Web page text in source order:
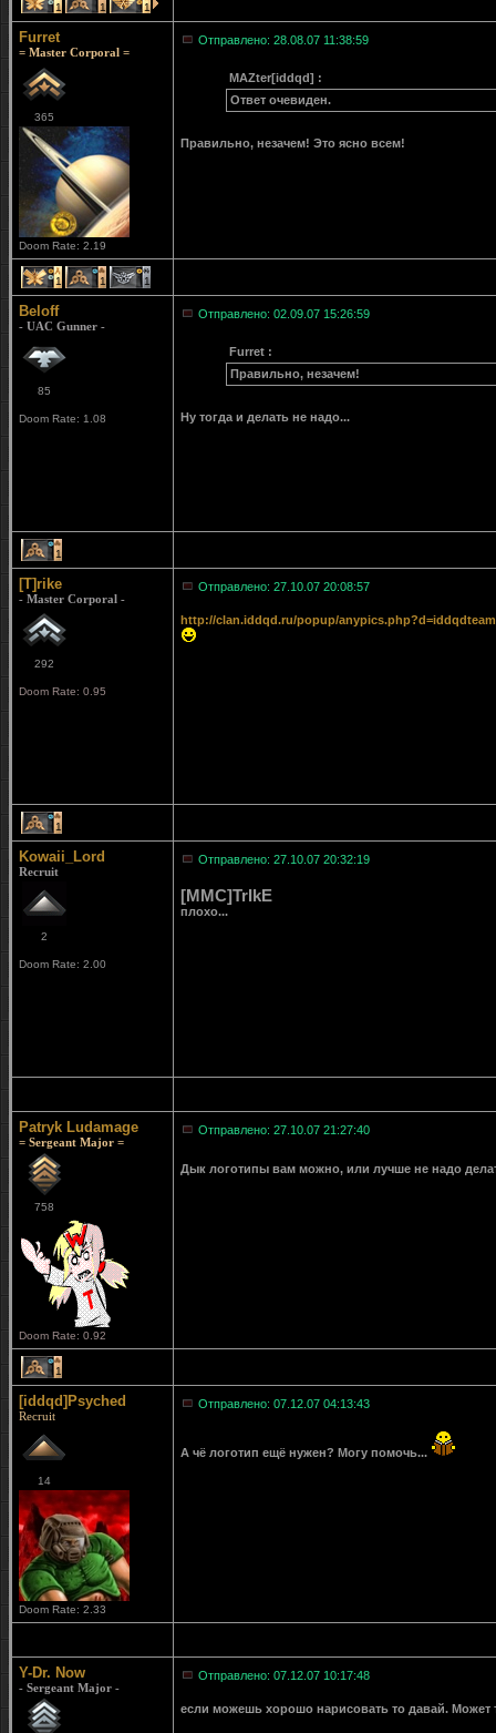
1 1 1
Furret
= Master Corporal =
365
Doom Rate: 2.19
Отправлено: 28.08.07 11:38:59
MAZter[iddqd] :
Ответ очевиден.
Правильно, незачем! Это ясно всем!
1 1 1
Beloff
- UAC Gunner -
85
Doom Rate: 1.08
Отправлено: 02.09.07 15:26:59
Furret :
Правильно, незачем!
Ну тогда и делать не надо...
1
[T]rike
- Master Corporal -
292
Doom Rate: 0.95
Отправлено: 27.10.07 20:08:57
http://clan.iddqd.ru/popup/
1
Kowaii_Lord
Recruit
2
Doom Rate: 2.00
Отправлено: 27.10.07 20:32:19
[MMC]TrIkE
плохо...
Patryk Ludamage
= Sergeant Major =
758
Doom Rate: 0.92
Отправлено: 27.10.07 21:27:40
Дык логотипы вам можно, или лучше не надо
1
[iddqd]Psyched
Recruit
14
Doom Rate: 2.33
Отправлено: 07.12.07 04:13:43
А чё логотип ещё нужен? Могу помочь...
Y-Dr. Now
- Sergeant Major -
Отправлено: 07.12.07 10:17:48
если можешь хорошо нарисовать то давай. Может